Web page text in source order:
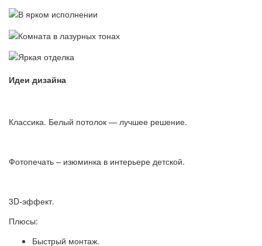
Идеи дизайна
Классика. Белый потолок — лучшее решение.
Фотопечать – изюминка в интерьере детской.
3D-эффект.
Плюсы:
Быстрый монтаж.